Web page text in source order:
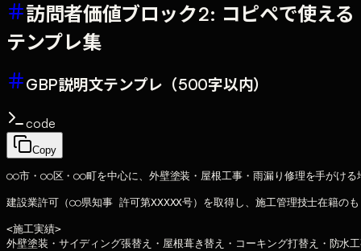
訪問者価値ブロック2: コピペで使える
テンプレ集
GBP説明文テンプレ（500字以内）
code
Copy
○○市・○○区・○○町を中心に、外壁塗装・屋根工事・雨漏り修理を手がける
建設業許可（○○県知事 許可第XXXXX号）を取得し、施工管理技士在籍の
<施工実績>
外壁塗装・サイディング張替え・屋根葺き替え・コーキング打替え・防水